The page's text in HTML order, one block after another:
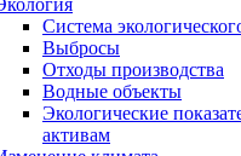
Система
Выбросы
Отходы производства
Водные объекты
Экологические
активам